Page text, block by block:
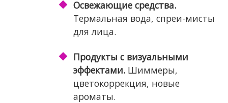
Освежающие средства.
Термальная вода, спреи-мисты
для лица.
Продукты с визуальными
эффектами.Шиммеры,
цветокоррекция, новые
ароматы.